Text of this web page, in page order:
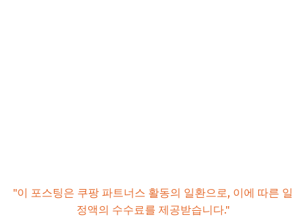
"이 포스팅은 쿠팡 파트너스 활동의 일환으로, 이에 따른 일
정액의 수수료를 제공받습니다."